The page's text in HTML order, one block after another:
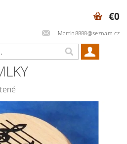
Martin8888@seznam.cz
€0